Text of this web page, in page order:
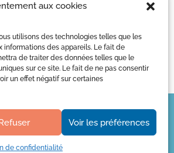
aux cookies
utilisons des technologies telles que les
des appareils. Le fait de
de traiter des données telles que le
sur ce site. Le fait de ne pas consentir
un effet négatif sur certaines
Voir les préférences
de confidentialité
L’ Autre Regard
2024 |
LESPIAUC